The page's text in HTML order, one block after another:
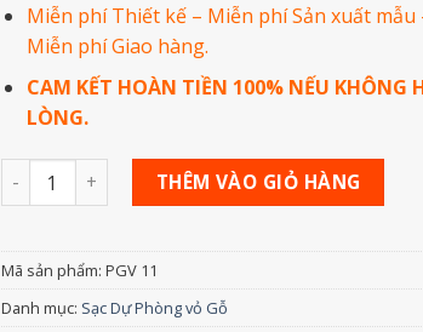
Miễn phí Thiết kế – Miễn phí Sản xuất mẫu
Miễn phí Giao hàng.
CAM KẾT HOÀN TIỀN 100% NẾU KHÔNG
LÒNG.
Số lượng THÊM VÀO GIỎ HÀNG
Mã sản phẩm:PGV 11
Danh mục: Sạc Dự Phòng vỏ Gỗ